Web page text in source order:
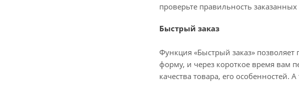
проверьте правильность
Быстрый заказ
Функция «Быстрый заказ»
форму, и через короткое время вам
качества товара, его особенностей.